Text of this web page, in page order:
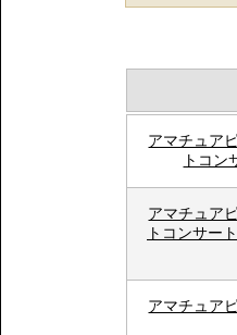
アマチュア
トコン
アマチュア
トコンサー
アマチュア